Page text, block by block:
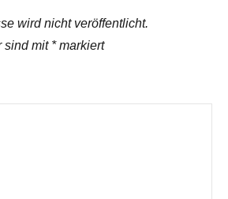
wird nicht veröffentlicht.
sind mit *markiert